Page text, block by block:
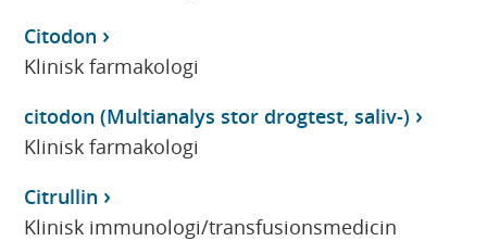
Citodon
Klinisk farmakologi
citodon (Multianalys stor drogtest, saliv-)
Klinisk farmakologi
Citrullin
Klinisk immunologi/transfusionsmedicin